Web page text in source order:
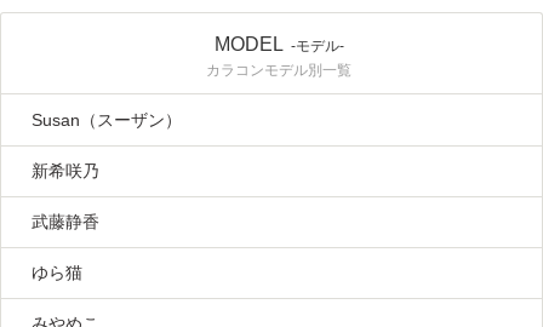
MODEL -モデル-
カラコンモデル別一覧
Susan（スーザン）
新希咲乃
武藤静香
ゆら猫